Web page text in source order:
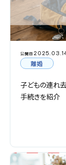
公開日
離婚
子どもの連れ
手続きを紹介